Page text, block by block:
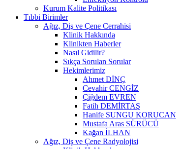
Kurum Kalite Politikası
Tıbbi Birimler
Ağız, Diş ve Çene Cerrahisi
Klinik Hakkında
Klinikten Haberler
Nasıl Gidilir?
Sıkça Sorulan Sorular
Hekimlerimiz
Ahmet DİNÇ
Cevahir CENGİZ
Çiğdem EVREN
Fatih DEMİRTAŞ
Hanife SUNGU KORUCAN
Mustafa Aras SÜRÜCÜ
Kağan İLHAN
Ağız, Diş ve Çene Radyolojisi